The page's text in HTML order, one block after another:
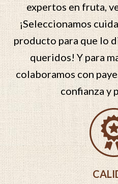
expertos en fruta,
¡Seleccionamos
producto para que lo
queridos! Y para
colaboramos con
confianza y